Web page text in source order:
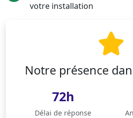
votre installation
Notre présence
72h
Délai de réponse